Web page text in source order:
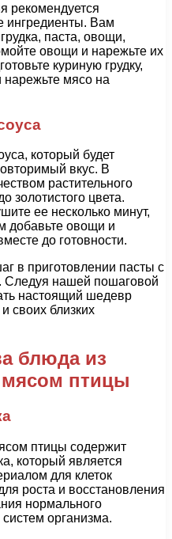
рекомендуется
ингредиенты. Вам
паста, овощи,
овощи и нарежьте их
куриную грудку,
нарежьте мясо на
который будет
вкус. В
растительного
золотистого цвета.
ее несколько минут,
добавьте овощи и
до готовности.
в приготовлении пасты с
Следуя нашей пошаговой
настоящий шедевр
своих близких
блюда из
мясом птицы
птицы содержит
который является
для клеток
роста и восстановления
нормального
организма.